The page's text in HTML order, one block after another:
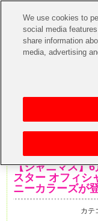
【シャニマス】
スター オフィシ
ニーカラーズが
カテ
We use cookies to
social media
share information
media, advertising